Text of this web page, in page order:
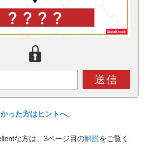
送信
った方はヒントへ。
な方は、3ページ目の解説 をご覧く